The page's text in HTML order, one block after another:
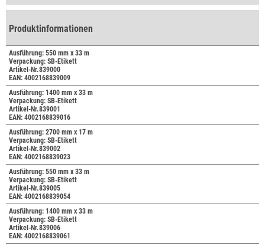
Produktinformationen
Ausführung: 550 mm x 33 m
Verpackung: SB-Etikett
Artikel-Nr.839000
EAN: 4002168839009
Ausführung: 1400 mm x 33 m
Verpackung: SB-Etikett
Artikel-Nr.839001
EAN: 4002168839016
Ausführung: 2700 mm x 17 m
Verpackung: SB-Etikett
Artikel-Nr.839002
EAN: 4002168839023
Ausführung: 550 mm x 33 m
Verpackung: SB-Etikett
Artikel-Nr.839005
EAN: 4002168839054
Ausführung: 1400 mm x 33 m
Verpackung: SB-Etikett
Artikel-Nr.839006
EAN: 4002168839061